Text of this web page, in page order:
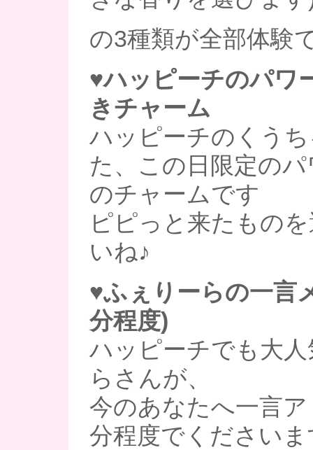
の3種類が全部体験
♥ハッピーチのパワ
きチャーム
ハッピーチのくう
た、この日限定の
のチャームです
ピピっと来たもの
いね♪
♥ふぇりーらの一言
分程度)
ハッピーチでも大
らさんが、
今のあなたへ一言
分程度でくださいま